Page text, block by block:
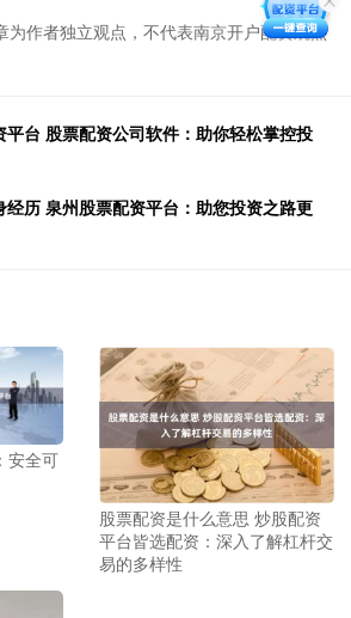
为作者独立观点，不代表南京开户配资观点
平台 股票配资公司软件：助你轻松掌控投
经历 泉州股票配资平台：助您投资之路更
安全可
股票配资是什么意思 炒股配资
平台皆选配资：深入了解杠杆交
易的多样性